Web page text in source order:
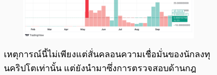
เหตุการณ์นี้ไม่เพียงแต่สั่นคลอนความเชื่อมั่นของนักลงทุ
นคริปโตเท่านั้น แต่ยังนำมาซึ่งการตรวจสอบด้านกฎ